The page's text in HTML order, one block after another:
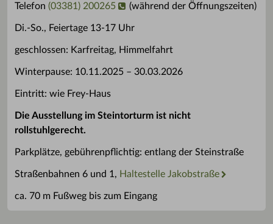
Telefon (03381) 200265 (während der Öffnungszeiten)
Di.-So., Feiertage 13-17 Uhr
geschlossen: Karfreitag, Himmelfahrt
Winterpause: 10.11.2025 – 30.03.2026
Eintritt: wie Frey-Haus
Die Ausstellung im Steintorturm ist nicht
rollstuhlgerecht.
Parkplätze, gebührenpflichtig: entlang der Steinstraße
Straßenbahnen 6 und 1, Haltestelle Jakobstraße
ca. 70 m Fußweg bis zum Eingang